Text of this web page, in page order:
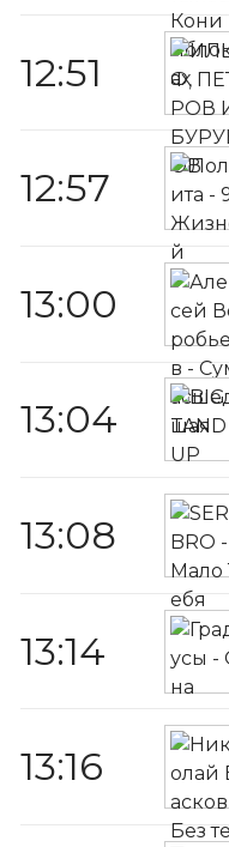
12:51
12:57
13:00
13:04
13:08
13:14
13:16